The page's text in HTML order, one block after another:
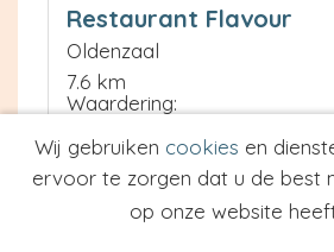
Restaurant Flavour
Oldenzaal
7.6 km
Waardering:
Meer informatie
Wij gebruiken cookies en
ervoor te zorgen dat u de best
op onze website